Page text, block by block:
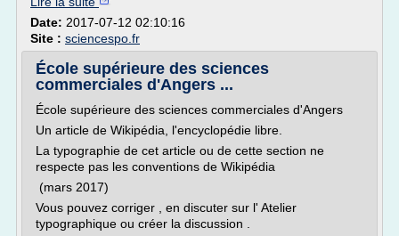
Date: 2017-07-12 02:10:16
Site : sciencespo.fr
École supérieure des sciences
commerciales d'Angers ...
École supérieure des sciences commerciales d'Angers
Un article de Wikipédia, l'encyclopédie libre.
La typographie de cet article ou de cette section ne
respecte pas les conventions de Wikipédia
(mars 2017)
Vous pouvez corriger , en discuter sur l' Atelier
typographique ou créer la discussion .